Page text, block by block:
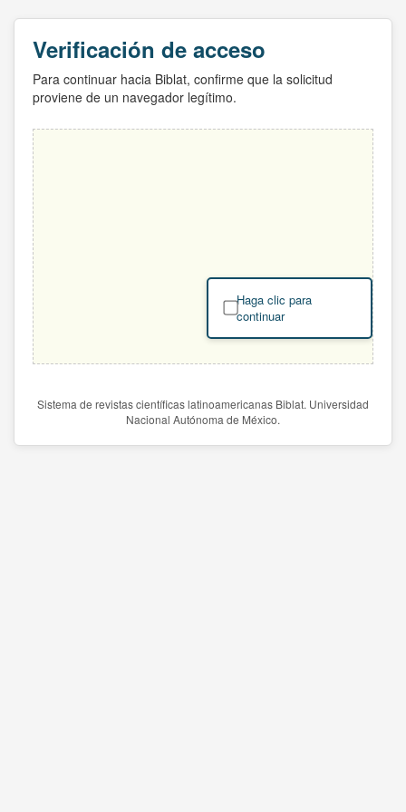
Verificación de acceso
Para continuar hacia Biblat, confirme que la solicitud
proviene de un navegador legítimo.
Haga clic para
continuar
Sistema de revistas científicas latinoamericanas Biblat. Universidad
Nacional Autónoma de México.